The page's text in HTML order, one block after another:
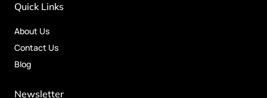
Quick Links
About Us
Contact Us
Blog
Newsletter